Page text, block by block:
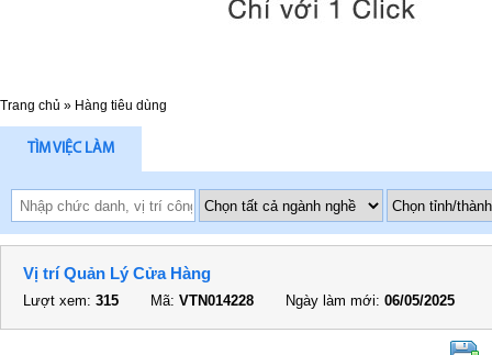
Trang chủ » Hàng tiêu dùng
TÌM VIỆC LÀM
Vị trí Quản Lý Cửa Hàng
Lượt xem: 315 Mã: VTN014228 Ngày làm mới: 06/05/2025